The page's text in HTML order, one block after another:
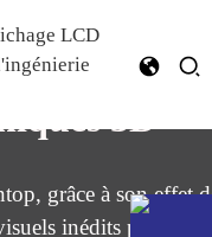
et
3D
grâce à son effet
inédits pour